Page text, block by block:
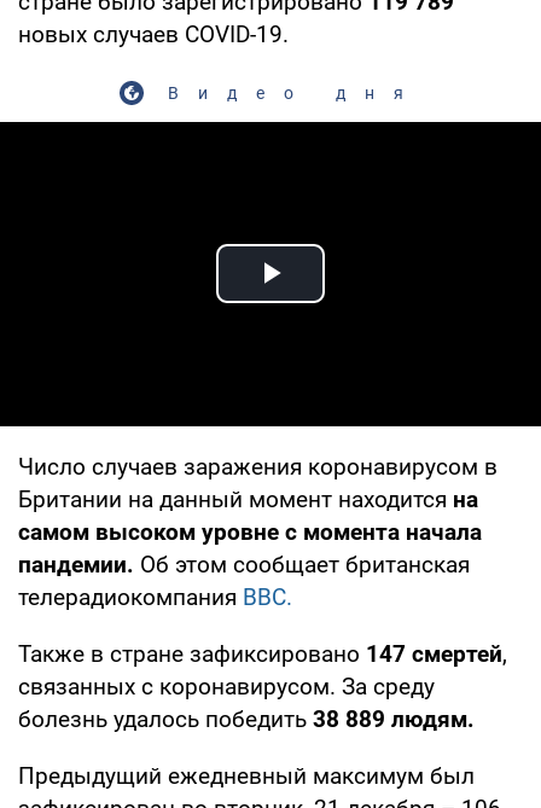
новых случаев COVID-19.
Видео дня
Play Video
Число случаев заражения коронавирусом в
Британии на данный момент находится на
самом высоком уровне с момента начала
пандемии. Об этом сообщает британская
телерадиокомпания ВВС.
Также в стране зафиксировано 147 смертей,
связанных с коронавирусом. За среду
болезнь удалось победить 38 889 людям.
Предыдущий ежедневный максимум был